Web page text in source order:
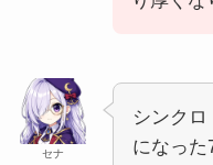
セナ
シンク
になっ